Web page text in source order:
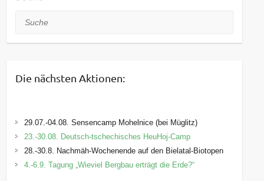
Suche
Die nächsten Aktionen:
29.07.-04.08. Sensencamp Mohelnice (bei Müglitz)
23.-30.08. Deutsch-tschechisches HeuHoj-Camp
28.-30.8. Nachmäh-Wochenende auf den Bielatal-Biotopen
4.-6.9. Tagung „Wieviel Bergbau erträgt die Erde?“